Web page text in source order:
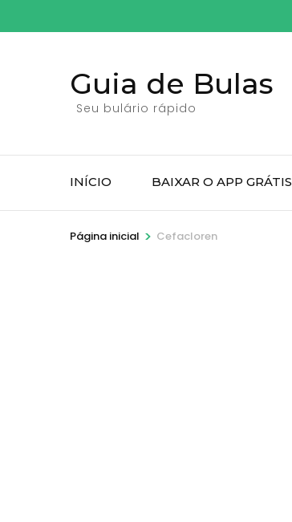
para
Guia de Bulas
Seu bulário rápido
INÍCIO BAIXAR O APP GRÁTIS
Página inicial > Cefacloren